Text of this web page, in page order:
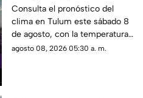
lluvias y qué
temperatura se espera?
Consulta el pronóstico del
clima en Tulum este sábado 8
de agosto, con la temperatura
y las condiciones del tiempo.
agosto 08, 2026 05:30 a. m.